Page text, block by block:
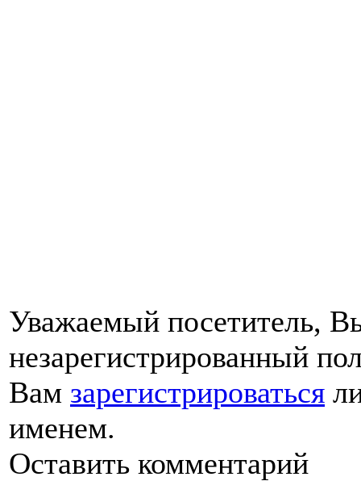
Уважаемый посетитель,
незарегистрированный
Вам зарегистрироваться
именем.
Оставить комментарий